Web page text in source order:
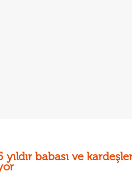
yıldır babası ve